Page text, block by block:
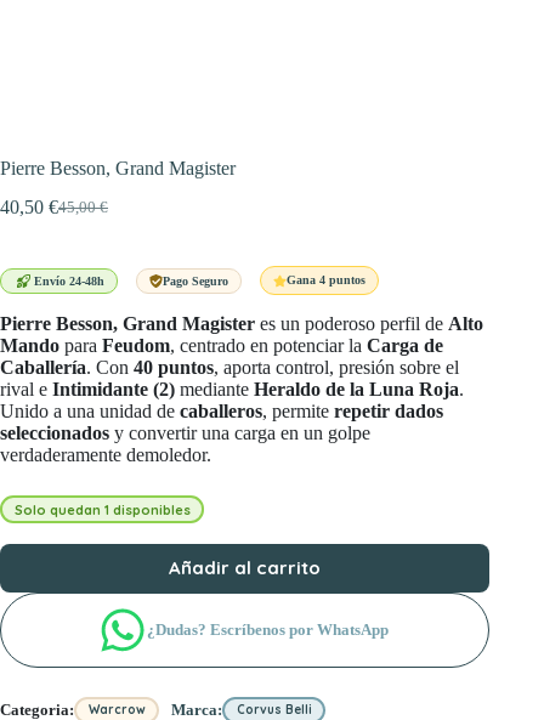
Pierre Besson, Grand Magister
45,00€
El
era:
40,50 €El
es:
Envío 24-48h Pago Seguro Gana 4 puntos
Pierre Besson, Grand Magister es un poderoso perfil de Alto
Mando para Feudom, centrado en potenciar la Carga de
Caballería. Con 40 puntos, aporta control, presión sobre el
rival e Intimidante (2) mediante Heraldo de la Luna Roja.
Unido a una unidad de caballeros, permite repetir dados
seleccionados y convertir una carga en un golpe
verdaderamente demoledor.
Solo quedan 1 disponibles
Añadir al carrito
¿Dudas? Escríbenos por WhatsApp
Categoria: Warcrow Marca: Corvus Belli